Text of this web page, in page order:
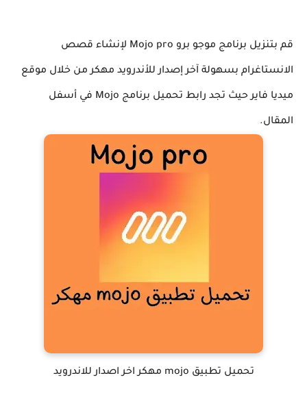
قم بتنزيل برنامج موجو برو Mojo pro لإنشاء قصص
الانستاغرام بسهولة آخر إصدار للأندرويد مهكر من خلال موقع
ميديا فاير حيث تجد رابط تحميل برنامج Mojo في أسفل
المقال.
تحميل تطبيق mojo مهكر اخر اصدار للاندرويد